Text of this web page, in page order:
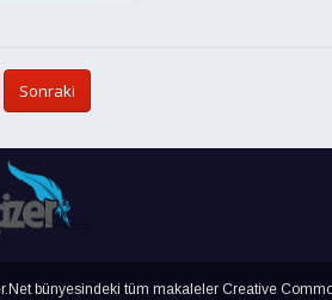
Sonraki
bünyesindeki tüm makaleler Creative